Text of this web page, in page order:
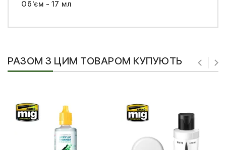
Об'єм - 17 мл
РАЗОМ З ЦИМ ТОВАРОМ КУПУЮТЬ